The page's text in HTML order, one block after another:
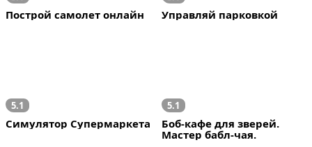
Построй самолет онлайн Управляй парковкой
5.1
Симулятор Супермаркета
5.1
Боб-кафе для зверей.
Мастер бабл-чая.